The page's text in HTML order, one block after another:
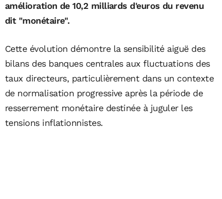
amélioration de 10,2 milliards d'euros du revenu
dit "monétaire".
Cette évolution démontre la sensibilité aiguë des
bilans des banques centrales aux fluctuations des
taux directeurs, particulièrement dans un contexte
de normalisation progressive après la période de
resserrement monétaire destinée à juguler les
tensions inflationnistes.